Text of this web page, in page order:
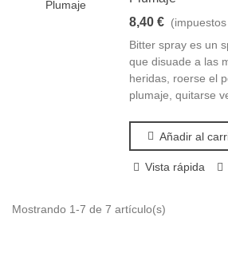
8,40 €
Bitter spray es un
que disuade a las
heridas, roerse el
plumaje, quitarse
Añadir al
Vista rápida
Mostrando 1-7 de 7 artículo(s)